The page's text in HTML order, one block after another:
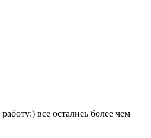
все остались более чем